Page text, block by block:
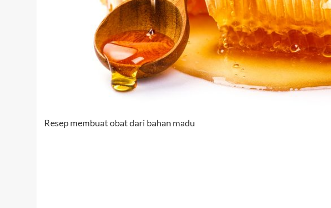
Resep membuat obat dari bahan madu